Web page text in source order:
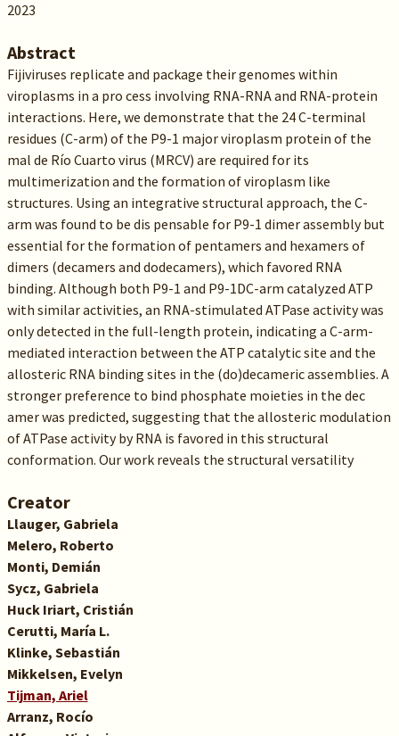
2023
Abstract
Fijiviruses replicate and package their genomes within
viroplasms in a pro cess involving RNA-RNA and RNA-protein
interactions. Here, we demonstrate that the 24 C-terminal
residues (C-arm) of the P9-1 major viroplasm protein of the
mal de Río Cuarto virus (MRCV) are required for its
multimerization and the formation of viroplasm like
structures. Using an integrative structural approach, the C-
arm was found to be dis pensable for P9-1 dimer assembly but
essential for the formation of pentamers and hexamers of
dimers (decamers and dodecamers), which favored RNA
binding. Although both P9-1 and P9-1DC-arm catalyzed ATP
with similar activities, an RNA-stimulated ATPase activity was
only detected in the full-length protein, indicating a C-arm-
mediated interaction between the ATP catalytic site and the
allosteric RNA binding sites in the (do)decameric assemblies. A
stronger preference to bind phosphate moieties in the dec
amer was predicted, suggesting that the allosteric modulation
of ATPase activity by RNA is favored in this structural
conformation. Our work reveals the structural versatility
Creator
Llauger, Gabriela
Melero, Roberto
Monti, Demián
Sycz, Gabriela
Huck Iriart, Cristián
Cerutti, María L.
Klinke, Sebastián
Mikkelsen, Evelyn
Tijman, Ariel
Arranz, Rocío